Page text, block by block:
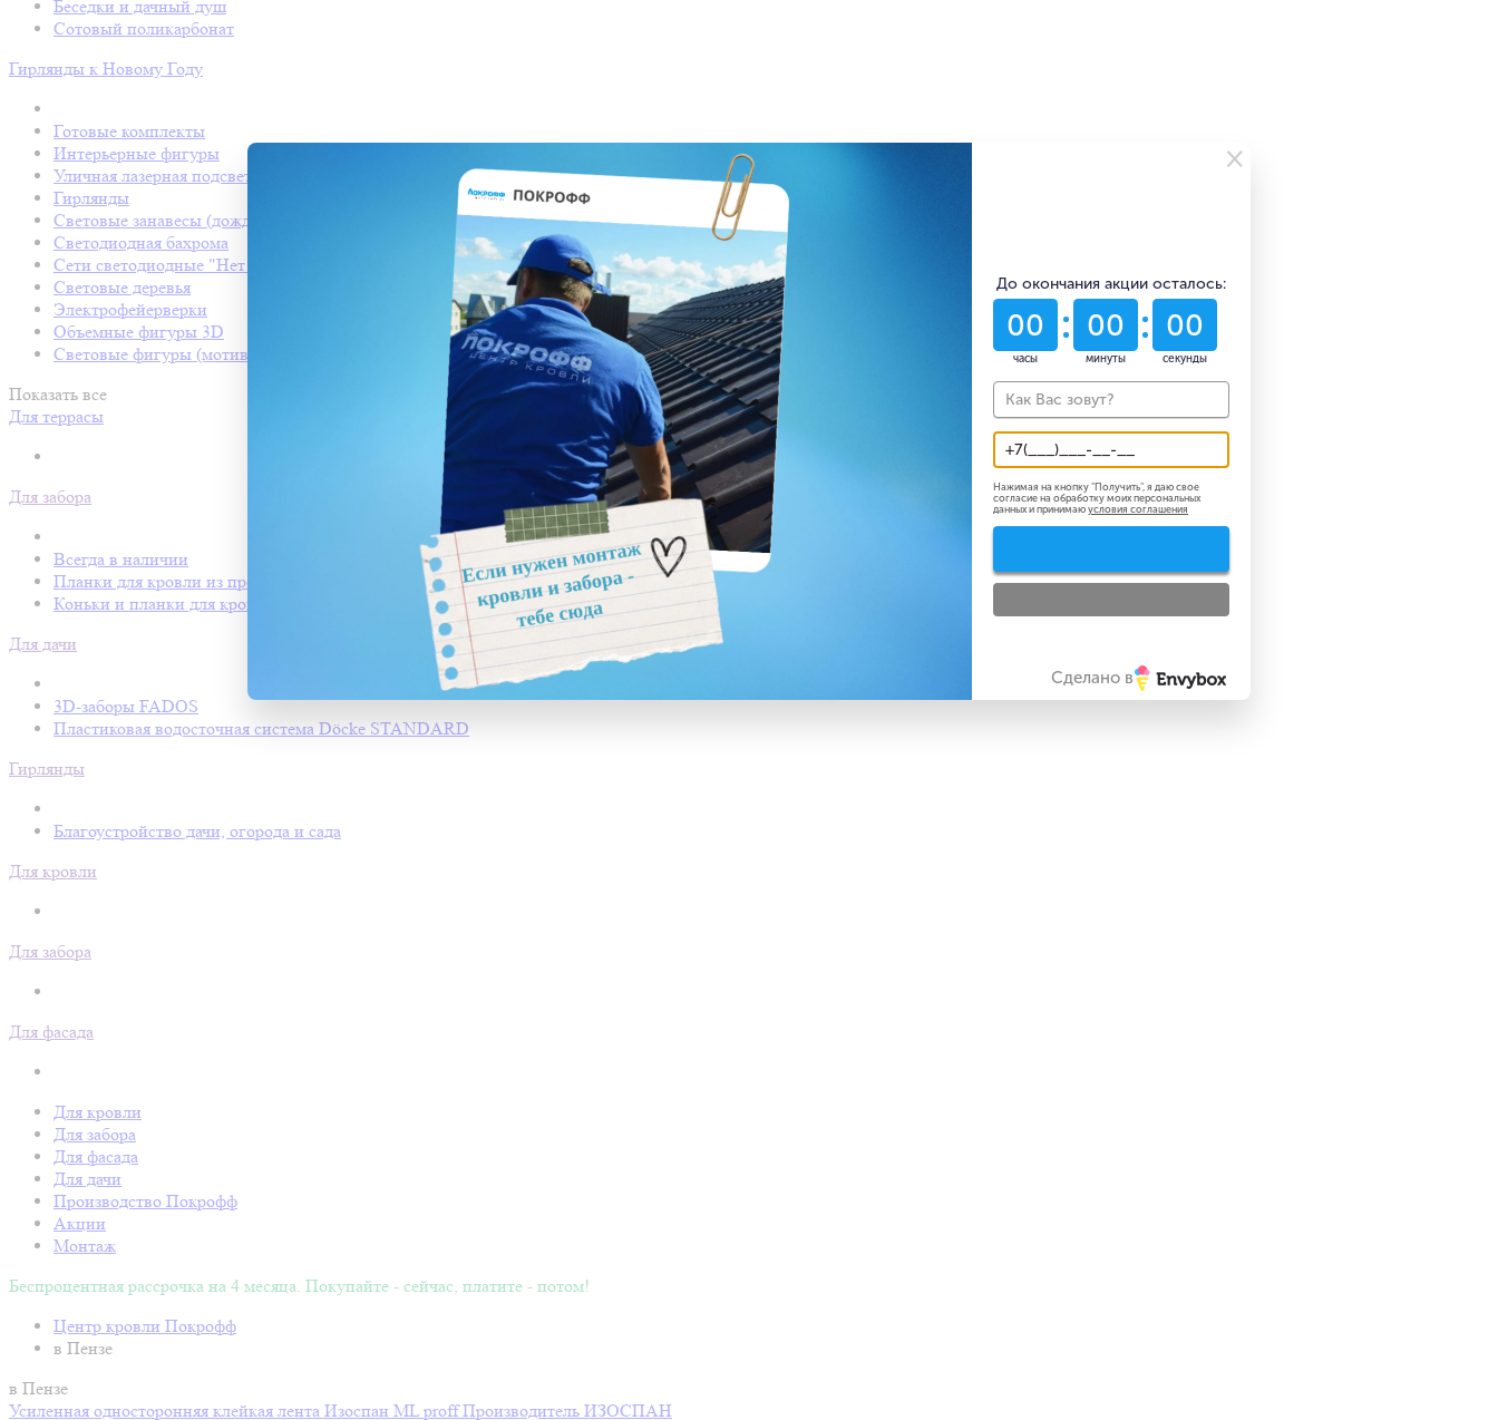
Беседки и дачный душ
Сотовый поликарбонат
Гирлянды к Новому Году
Готовые комплекты
Интерьерные фигуры
Уличная лазерная подсветка
Гирлянды
Световые занавесы (дождь светодиодный)
Светодиодная бахрома
Сети светодиодные "Нет Лайт"
Световые деревья
Электрофейерверки
Объемные фигуры 3D
Световые фигуры (мотивы)
Показать все
Для террасы
Для забора
Всегда в наличии
Планки для кровли из профнастила
Коньки и планки для кровли Покрофф
Для дачи
3D-заборы FADOS
Пластиковая водосточная система Döcke STANDARD
Гирлянды
Благоустройство дачи, огорода и сада
Для кровли
Для забора
Для фасада
Для кровли
Для забора
Для фасада
Для дачи
Производство Покрофф
Акции
Монтаж
Беспроцентная рассрочка на 4 месяца. Покупайте - сейчас, платите - потом!
Центр кровли Покрофф
в Пензе
в Пензе
Усиленная односторонняя клейкая лента Изоспан ML proff Производитель ИЗОСПАН
×
До окончания акции осталось:
53
дни
22
часы
36
минуты
Нажимая на кнопку "Получить", я даю свое
согласие на обработку моих персональных
данных и принимаю условия соглашения
Сделано в